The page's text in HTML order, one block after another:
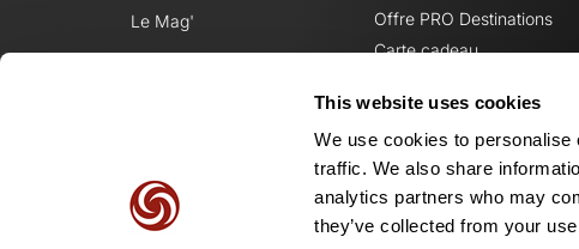
This website uses cookies
We use cookies to
traffic. We also share
analytics partners who may
they’ve collected from your
Le Mag'
Offre PRO Destinations
Carte cadeau